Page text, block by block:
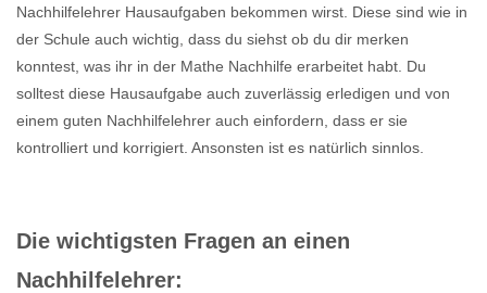
Nachhilfelehrer Hausaufgaben bekommen wirst. Diese sind wie in
der Schule auch wichtig, dass du siehst ob du dir merken
konntest, was ihr in der Mathe Nachhilfe erarbeitet habt. Du
solltest diese Hausaufgabe auch zuverlässig erledigen und von
einem guten Nachhilfelehrer auch einfordern, dass er sie
kontrolliert und korrigiert. Ansonsten ist es natürlich sinnlos.
Die wichtigsten Fragen an einen
Nachhilfelehrer: